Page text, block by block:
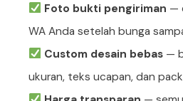
Foto bukti pengiriman —
WA Anda setelah bunga
Custom desain bebas—
ukuran, teks ucapan, dan